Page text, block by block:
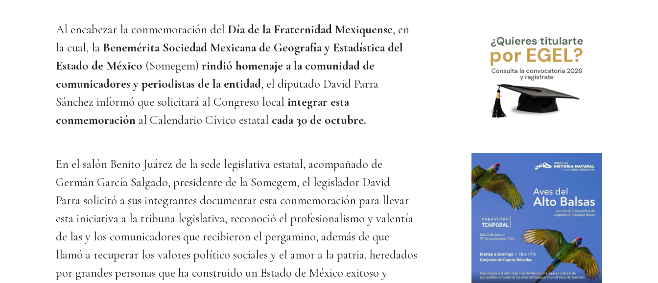
Al encabezar la conmemoración del Día de la Fraternidad Mexiquense, en
la cual, la Benemérita Sociedad Mexicana de Geografía y Estadística del
Estado de México (Somegem) rindió homenaje a la comunidad de
comunicadores y periodistas de la entidad, el diputado David Parra
Sánchez informó que solicitará al Congreso local integrar esta
conmemoración al Calendario Cívico estatal cada 30 de octubre.
En el salón Benito Juárez de la sede legislativa estatal, acompañado de
Germán García Salgado, presidente de la Somegem, el legislador David
Parra solicitó a sus integrantes documentar esta conmemoración para llevar
esta iniciativa a la tribuna legislativa, reconoció el profesionalismo y valentía
de las y los comunicadores que recibieron el pergamino, además de que
llamó a recuperar los valores político sociales y el amor a la patria, heredados
por grandes personas que ha construido un Estado de México exitoso y